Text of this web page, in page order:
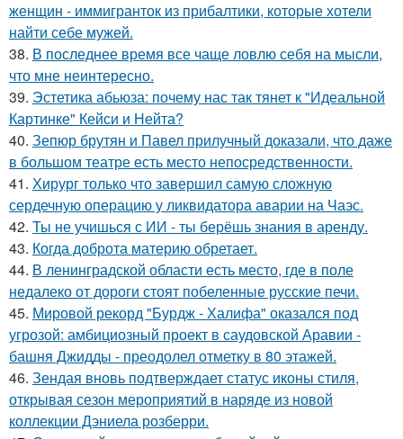
женщин - иммигранток из прибалтики, которые хотели
найти себе мужей.
38. В последнее время все чаще ловлю себя на мысли,
что мне неинтересно.
39. Эстетика абьюза: почему нас так тянет к "Идеальной
Картинке" Кейси и Нейта?
40. Зепюр брутян и Павел прилучный доказали, что даже
в большом театре есть место непосредственности.
41. Хирург только что завершил самую сложную
сердечную операцию у ликвидатора аварии на Чаэс.
42. Ты не учишься с ИИ - ты берёшь знания в аренду.
43. Когда доброта материю обретает.
44. В ленинградской области есть место, где в поле
недалеко от дороги стоят побеленные русские печи.
45. Мировой рекорд "Бурдж - Халифа" оказался под
угрозой: амбициозный проект в саудовской Аравии -
башня Джидды - преодолел отметку в 80 этажей.
46. Зендая вновь подтверждает статус иконы стиля,
открывая сезон мероприятий в наряде из новой
коллекции Дэниела розберри.